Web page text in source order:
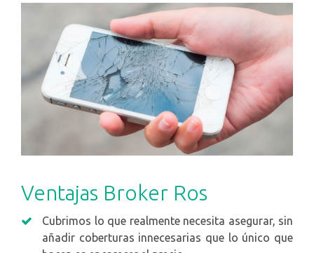
Ventajas Broker Ros
Cubrimos lo que realmente necesita asegurar, sin
añadir coberturas innecesarias que lo único que